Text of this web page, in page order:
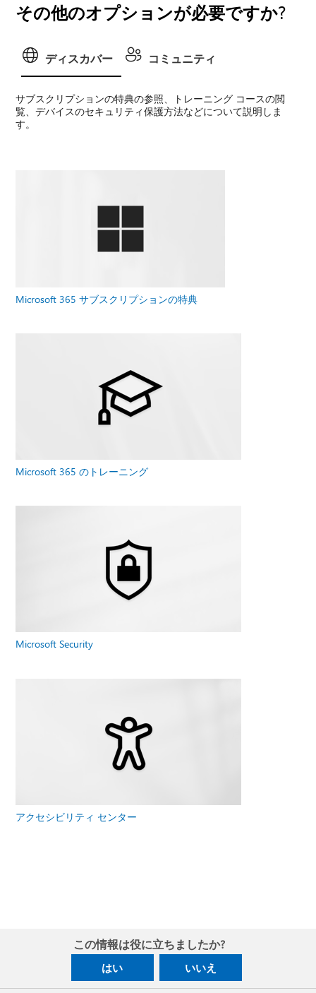
その他のオプションが必要ですか?
ディスカバー コミュニティ
サブスクリプションの特典の参照、トレーニング コースの閲
覧、デバイスのセキュリティ保護方法などについて説明しま
す。
Microsoft 365 サブスクリプションの特典
Microsoft 365 のトレーニング
Microsoft Security
アクセシビリティ センター
この情報は役に立ちましたか?
はい いいえ